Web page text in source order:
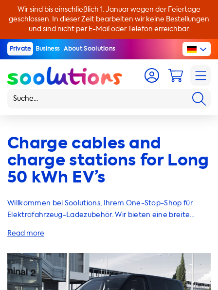
Wir sind bis einschließlich 1. Januar wegen der Feiertage
geschlossen. In dieser Zeit bearbeiten wir keine Bestellungen
und sind nicht per E-Mail oder Telefon erreichbar.
Private Business About Soolutions
Charge cables and
charge stations for Long
50 kWh EV’s
Willkommen bei Soolutions, Ihrem One-Stop-Shop für
Elektrofahrzeug-Ladezubehör. Wir bieten eine breite
helfen, Ihr Elektrofahrzeug zu Hause aufzuladen. Von
haben wir alles, was Sie brauchen, um Ihr Elektrofahrzeug
aufzuladen. Unsere AC-Ladestationen bieten eine
maximale Ladeleistung von 3,7 kW bis 22 kW, je nachdem,